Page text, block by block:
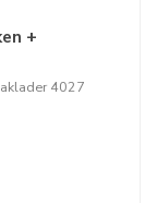
+
4027